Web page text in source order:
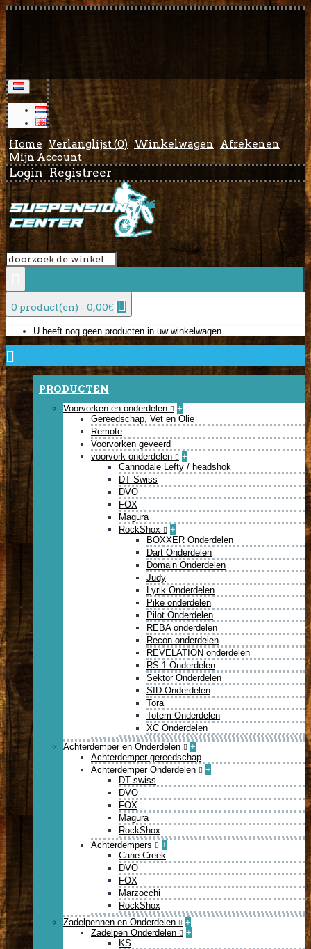
Home Verlanglijst (0) Winkelwagen
Afrekenen
Mijn Account
Login Registreer
0 product(en) - 0,00€
U heeft nog geen producten in uw winkelwagen.
PRODUCTEN
Voorvorken en onderdelen
+
Gereedschap, Vet en Olie
Remote
Voorvorken geveerd
voorvork onderdelen
+
Cannodale Lefty / headshok
DT Swiss
DVO
FOX
Magura
RockShox
+
BOXXER Onderdelen
Dart Onderdelen
Domain Onderdelen
Judy
Lyrik Onderdelen
Pike onderdelen
Pilot Onderdelen
REBA onderdelen
Recon onderdelen
REVELATION onderdelen
RS 1 Onderdelen
Sektor Onderdelen
SID Onderdelen
Tora
Totem Onderdelen
XC Onderdelen
Achterdemper en Onderdelen
+
Achterdemper gereedschap
Achterdemper Onderdelen
+
DT swiss
DVO
FOX
Magura
RockShox
Achterdempers
+
Cane Creek
DVO
FOX
Marzocchi
RockShox
Zadelpennen en Onderdelen
+
Zadelpen Onderdelen
+
KS